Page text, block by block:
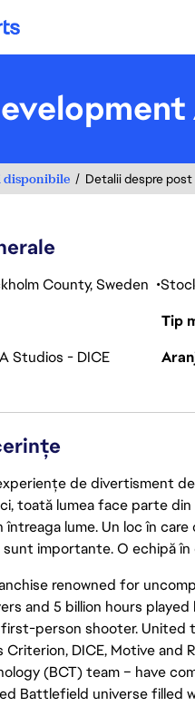
disponibile Detalii despre post
County, Sweden
Tip
Studios - DICE
de divertisment
toată lumea face parte
lume. Un loc în
importante. O echipă
renowned for
and 5 billion hours
person shooter. United
Criterion, DICE, Motive
(BCT) team – have
Battlefield universe filled